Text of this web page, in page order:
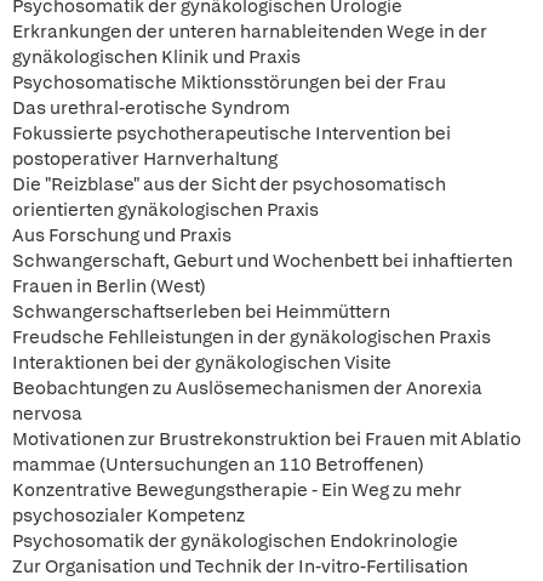
Psychosomatik der gynäkologischen Urologie
Erkrankungen der unteren harnableitenden Wege in der
gynäkologischen Klinik und Praxis
Psychosomatische Miktionsstörungen bei der Frau
Das urethral-erotische Syndrom
Fokussierte psychotherapeutische Intervention bei
postoperativer Harnverhaltung
Die "Reizblase" aus der Sicht der psychosomatisch
orientierten gynäkologischen Praxis
Aus Forschung und Praxis
Schwangerschaft, Geburt und Wochenbett bei inhaftierten
Frauen in Berlin (West)
Schwangerschaftserleben bei Heimmüttern
Freudsche Fehlleistungen in der gynäkologischen Praxis
Interaktionen bei der gynäkologischen Visite
Beobachtungen zu Auslösemechanismen der Anorexia
nervosa
Motivationen zur Brustrekonstruktion bei Frauen mit Ablatio
mammae (Untersuchungen an 110 Betroffenen)
Konzentrative Bewegungstherapie - Ein Weg zu mehr
psychosozialer Kompetenz
Psychosomatik der gynäkologischen Endokrinologie
Zur Organisation und Technik der In-vitro-Fertilisation